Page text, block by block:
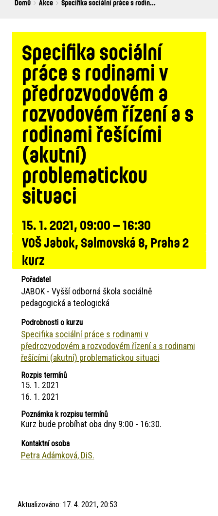
Breadcrumbs
You
Domů Akce Specifika sociální práce s rodin...
Specifika sociální
práce s rodinami v
předrozvodovém a
rozvodovém řízení a s
rodinami řešícími
(akutní)
problematickou
situaci
15. 1. 2021, 09:00 – 16:30
VOŠ Jabok, Salmovská 8, Praha 2
kurz
Pořadatel
JABOK - Vyšší odborná škola sociálně
pedagogická a teologická
Podrobnosti o kurzu
Specifika sociální práce s rodinami v
předrozvodovém a rozvodovém řízení a s rodinami
řešícími (akutní) problematickou situaci
Rozpis termínů
15. 1. 2021
16. 1. 2021
Poznámka k rozpisu termínů
Kurz bude probíhat oba dny 9:00 - 16:30.
Kontaktní osoba
Petra Adámková, DiS.
Aktualizováno: 17. 4. 2021, 20:53